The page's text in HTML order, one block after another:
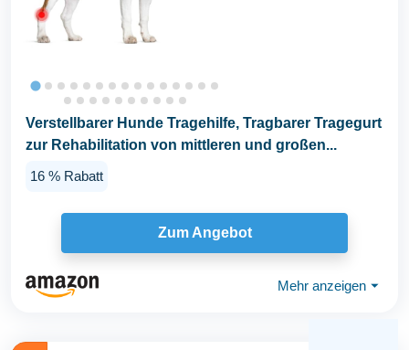
Verstellbarer Hunde Tragehilfe, Tragbarer Tragegurt
zur Rehabilitation von mittleren und großen...
16 % Rabatt
Zum Angebot
Mehr anzeigen ⏷